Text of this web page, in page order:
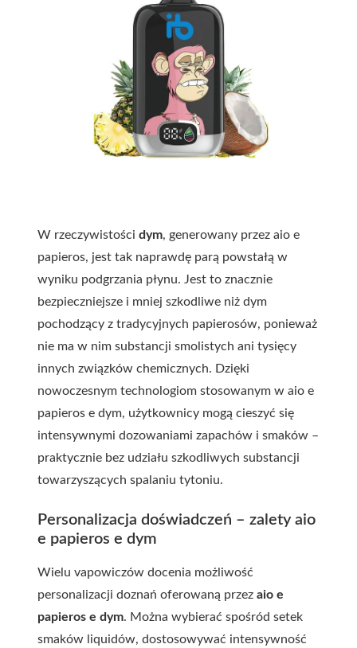
W rzeczywistości dym, generowany przez aio e
papieros, jest tak naprawdę parą powstałą w
wyniku podgrzania płynu. Jest to znacznie
bezpieczniejsze i mniej szkodliwe niż dym
pochodzący z tradycyjnych papierosów, ponieważ
nie ma w nim substancji smolistych ani tysięcy
innych związków chemicznych. Dzięki
nowoczesnym technologiom stosowanym w aio e
papieros e dym, użytkownicy mogą cieszyć się
intensywnymi dozowaniami zapachów i smaków –
praktycznie bez udziału szkodliwych substancji
towarzyszących spalaniu tytoniu.
Personalizacja doświadczeń – zalety aio
e papieros e dym
Wielu vapowiczów docenia możliwość
personalizacji doznań oferowaną przez aio e
papieros e dym. Można wybierać spośród setek
smaków liquidów, dostosowywać intensywność